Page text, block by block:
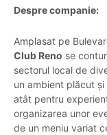
Despre companie:
Amplasat pe
Club Reno se
sectorul local de
un ambient plăcut
atât pentru
organizarea unor
de un meniu variat